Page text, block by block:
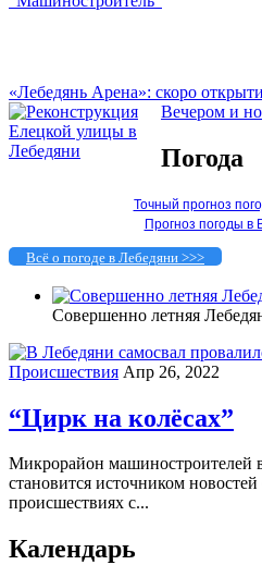
«Лебедянь Арена»: скоро
Вечером и
Погода
Точный прогноз
Прогноз погоды в
Всё о погоде в Лебедяни >>>
Совершенно летняя
Происшествия Апр 26, 2022
“Цирк на колёсах”
Микрорайон машиностроителей
становится источником
происшествиях с...
Календарь